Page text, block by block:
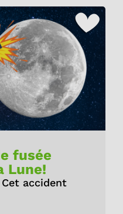
fusée
Lune!
accident